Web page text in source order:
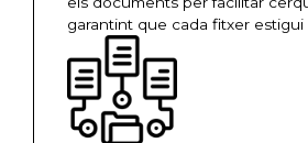
garantint que cada fitxer estigui